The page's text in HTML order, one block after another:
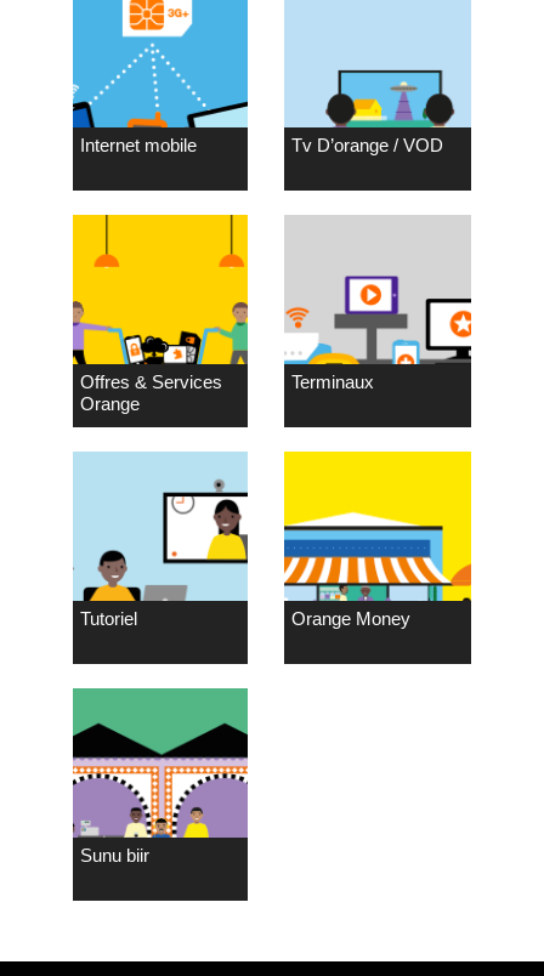
Internet mobile Tv D’orange / VOD
Offres & Services
Orange
Terminaux
Tutoriel Orange Money
Sunu biir